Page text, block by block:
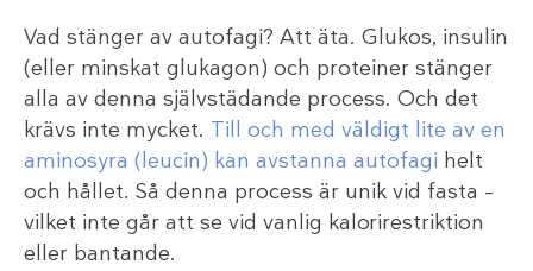
Vad stänger av autofagi? Att äta. Glukos, insulin
(eller minskat glukagon) och proteiner stänger
alla av denna självstädande process. Och det
krävs inte mycket. Till och med väldigt lite av en
aminosyra (leucin) kan avstanna autofagi helt
och hållet. Så denna process är unik vid fasta –
vilket inte går att se vid vanlig kalorirestriktion
eller bantande.